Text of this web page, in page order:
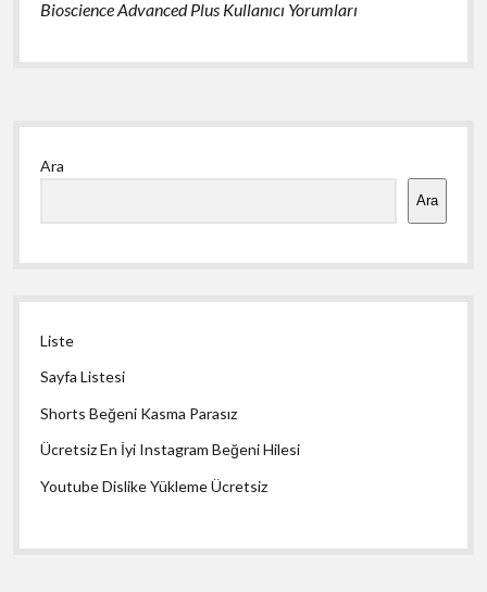
Bioscience Advanced Plus Kullanıcı Yorumları
Yan
Menü
Ara
Ara
Liste
Sayfa Listesi
Shorts Beğeni Kasma Parasız
Ücretsiz En İyi Instagram Beğeni Hilesi
Youtube Dislike Yükleme Ücretsiz